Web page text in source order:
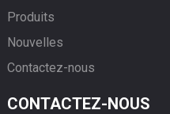
Produits
Nouvelles
Contactez-nous
CONTACTEZ-NOUS